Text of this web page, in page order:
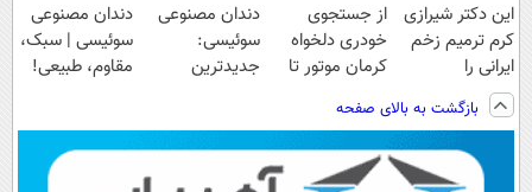
این دکتر شیرازی
کرم ترمیم زخم
ایرانی را
ساخت!!!
از جستجوی
خودری دلخواه
کرمان موتور تا
ساده، بی واسطه
و مستقیم
دندان مصنوعی
سوئیسی:
جدیدترین
پرداخت قسطی
دندان مصنوعی
سوئیسی | سبک،
مقاوم، طبیعی!
اقساطی😍
بازگشت به بالای صفحه